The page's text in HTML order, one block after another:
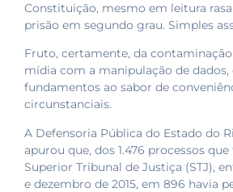
Constituição, mesmo em leitura
prisão em segundo grau. Simples
Fruto, certamente, da
mídia com a manipulação de dados,
fundamentos ao sabor de
circunstanciais.
A Defensoria Pública do Estado do
apurou que, dos 1.476 processos
Superior Tribunal de Justiça (STJ),
e dezembro de 2015, em 896 havia